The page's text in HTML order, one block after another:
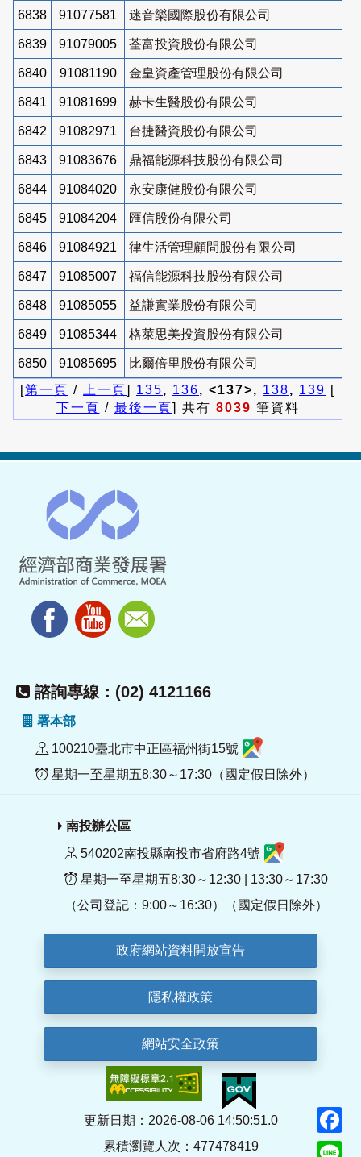
6838 91077581 迷音樂國際股份有限公司
6839 91079005 荃富投資股份有限公司
6840 91081190 金皇資產管理股份有限公司
6841 91081699 赫卡生醫股份有限公司
6842 91082971 台捷醫資股份有限公司
6843 91083676 鼎福能源科技股份有限公司
6844 91084020 永安康健股份有限公司
6845 91084204 匯信股份有限公司
6846 91084921 律生活管理顧問股份有限公司
6847 91085007 福信能源科技股份有限公司
6848 91085055 益謙實業股份有限公司
6849 91085344 格萊思美投資股份有限公司
6850 91085695
比爾倍里股份有限公司
[第一頁 / 上一頁] 135, 136, <137>, 138, 139 [
下一頁 / 最後一頁] 共有 8039 筆資料
諮詢專線：(02) 4121166
署本部
100210臺北市中正區福州街15號
星期一至星期五8:30～17:30（國定假日除外）
南投辦公區
540202南投縣南投市省府路4號
星期一至星期五8:30～12:30 | 13:30～17:30
（公司登記：9:00～16:30）（國定假日除外）
政府網站資料開放宣告
隱私權政策
網站安全政策
更新日期：2026-08-06 14:50:51.0
累積瀏覽人次：477478419